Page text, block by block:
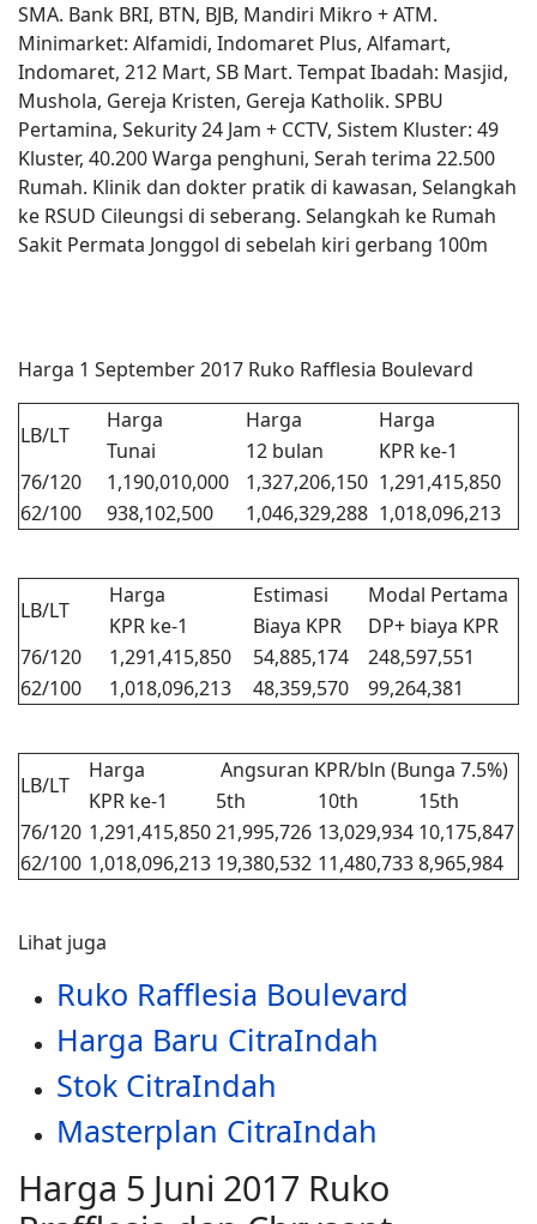
SMA. Bank BRI, BTN, BJB, Mandiri Mikro + ATM.
Minimarket: Alfamidi, Indomaret Plus, Alfamart,
Indomaret, 212 Mart, SB Mart. Tempat Ibadah: Masjid,
Mushola, Gereja Kristen, Gereja Katholik. SPBU
Pertamina, Sekurity 24 Jam + CCTV, Sistem Kluster: 49
Kluster, 40.200 Warga penghuni, Serah terima 22.500
Rumah. Klinik dan dokter pratik di kawasan, Selangkah
ke RSUD Cileungsi di seberang. Selangkah ke Rumah
Sakit Permata Jonggol di sebelah kiri gerbang 100m
Harga 1 September 2017 Ruko Rafflesia Boulevard
LB/LT
Harga Harga
Harga
Tunai
12 bulan
KPR ke-1
76/120
1,190,010,000 1,327,206,150 1,291,415,850
62/100
938,102,500 1,046,329,288 1,018,096,213
LB/LT
Harga Estimasi
Modal Pertama
KPR ke-1
Biaya KPR
DP+ biaya KPR
76/120
1,291,415,850 54,885,174
248,597,551
62/100
1,018,096,213 48,359,570 99,264,381
LB/LT
Harga
Angsuran KPR/bln (Bunga 7.5%)
KPR ke-1
5th 10th
15th
76/120 1,291,415,85021,995,726 13,029,934 10,175,847
62/100 1,018,096,213 19,380,532 11,480,7338,965,984
Lihat juga
Ruko Rafflesia Boulevard
Harga Baru CitraIndah
Stok CitraIndah
Masterplan CitraIndah
Harga 5 Juni 2017 Ruko